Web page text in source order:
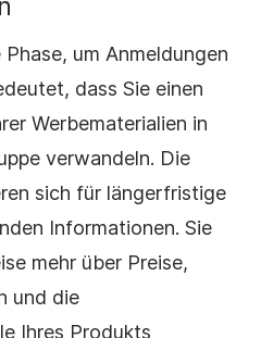
um Anmeldungen
dass Sie einen
Werbematerialien in
verwandeln. Die
sich für längerfristige
Informationen. Sie
mehr über Preise,
und die
Ihres Produkts